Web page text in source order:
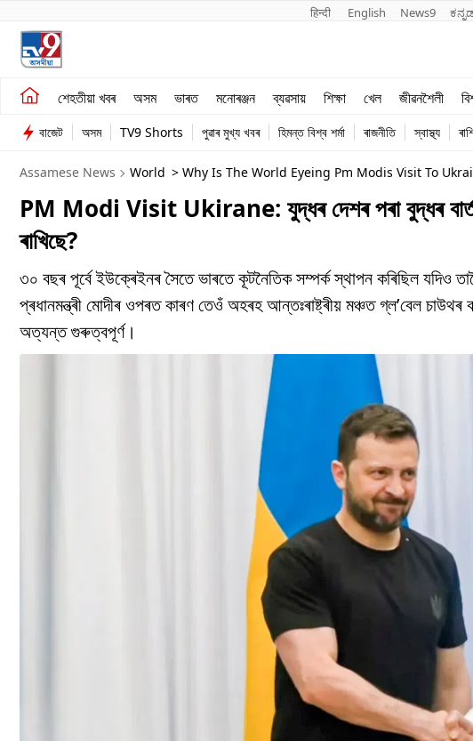
हिन्दी English News9 ಕನ್ನಡ
শেহতীয়া খবৰ অসম ভাৰত মনোৰঞ্জন ব্যৱসায় শিক্ষা খেল জীৱনশৈলী
শেহতীয়া খবৰ
অসম
ভাৰত
ব্যৱসায়
বাজেট অসম TV9 Shorts পুৱাৰ মুখ্য খবৰ হিমন্ত বিশ্ব শৰ্মা ৰাজনীতি স্বাস্থ্য
Assamese News World > Why Is The World Eyeing Pm Modis Visit To
PM Modi Visit Ukirane: যুদ্ধৰ দেশৰ পৰা বুদ্ধৰ
ৰাখিছে?
৩০ বছৰ পূৰ্বে ইউক্ৰেইনৰ সৈতে ভাৰতে কূটনৈতিক সম্পৰ্ক স্থাপন কৰিছিল যদিও
প্ৰধানমন্ত্ৰী মোদীৰ ওপৰত কাৰণ তেওঁ অহৰহ আন্তঃৰাষ্ট্ৰীয় মঞ্চত গ্ল’বেল
অত্যন্ত গুৰুত্বপূৰ্ণ।